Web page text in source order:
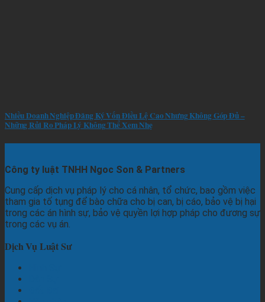
Nhiều Doanh Nghiệp Đăng Ký Vốn Điều Lệ Cao Nhưng Không Góp Đủ –
Những Rủi Ro Pháp Lý Không Thể Xem Nhẹ
Công ty luật TNHH Ngoc Son & Partners
Cung cấp dịch vụ pháp lý cho cá nhân, tổ chức, bao gồm việc
tham gia tố tụng để bào chữa cho bị can, bị cáo, bảo vệ bị hại
trong các án hình sự, bảo vệ quyền lợi hợp pháp cho đương sự
trong các vụ án.
Dịch Vụ Luật Sư